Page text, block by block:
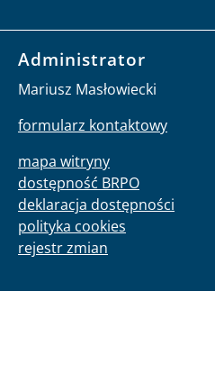
Administrator
Mariusz Masłowiecki
formularz kontaktowy
mapa witryny
dostępność BRPO
deklaracja dostępności
polityka cookies
rejestr zmian